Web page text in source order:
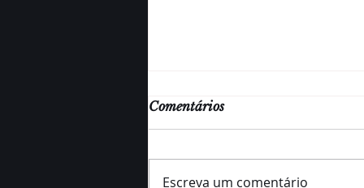
Comentários
Escreva um comentário